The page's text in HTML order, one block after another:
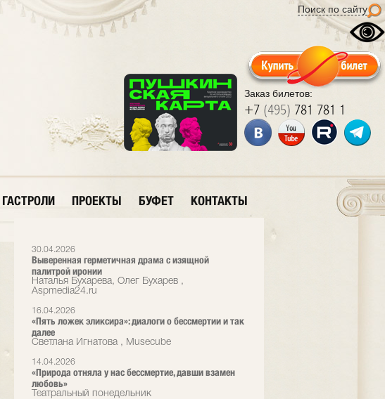
Поиск по сайту
Заказ билетов:
+7 (495) 781 781 1
ГАСТРОЛИ ПРОЕКТЫ БУФЕТ КОНТАКТЫ
30.04.2026
Выверенная герметичная драма с изящной
палитрой иронии
Наталья Бухарева, Олег Бухарев ,
Аspmedia24.ru
16.04.2026
«Пять ложек эликсира»: диалоги о бессмертии и так
далее
Светлана Игнатова , Musecube
14.04.2026
«Природа отняла у нас бессмертие, давши взамен
любовь»
Театральный понедельник